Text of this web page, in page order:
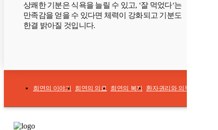
상쾌한 기분은 식욕을 늘릴 수 있고, ‘잘 먹었다‘는
만족감을 얻을 수 있다면 체력이 강화되고 기분도
한결 밝아질 것입니다.
희연의 이야기 희연의 의료 희연의 복지 환자권리와 의무